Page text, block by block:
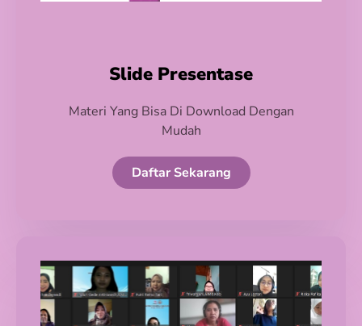
Slide Presentase
Materi Yang Bisa Di Download Dengan
Mudah
Daftar Sekarang